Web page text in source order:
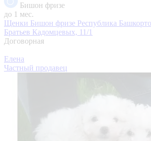
Бишон фризе
до 1 мес.
Щенки Бишон фризе Республика
Братьев Кадомцевых, 11/1
Договорная
Елена
Частный продавец